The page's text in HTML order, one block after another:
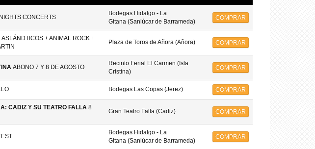
CONCERTS
Bodegas Hidalgo - La
Gitana (Sanlúcar de Barrameda)
COMPRAR
ASLÁNDTICOS + ANIMAL ROCK +
Plaza de Toros de Añora (Añora) COMPRAR
ABONO 7 Y 8 DE AGOSTO
Recinto Ferial El Carmen (Isla
Cristina)
COMPRAR
Bodegas Las Copas (Jerez) COMPRAR
CADIZ Y SU TEATRO FALLA 8
Gran Teatro Falla (Cadiz) COMPRAR
Bodegas Hidalgo - La
Gitana (Sanlúcar de Barrameda)
COMPRAR